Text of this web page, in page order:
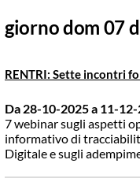
giorno dom 07
RENTRI: Sette incontri
Da 28-10-2025a 11-
7 webinar sugli aspetti
informativo di
Digitale e sugli